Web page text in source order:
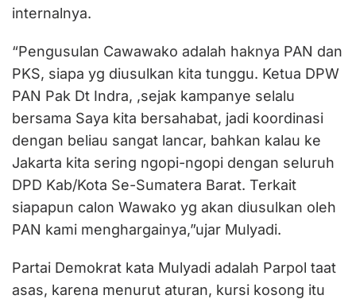
internalnya.
“Pengusulan Cawawako adalah haknya PAN dan
PKS, siapa yg diusulkan kita tunggu. Ketua DPW
PAN Pak Dt Indra, ,sejak kampanye selalu
bersama Saya kita bersahabat, jadi koordinasi
dengan beliau sangat lancar, bahkan kalau ke
Jakarta kita sering ngopi-ngopi dengan seluruh
DPD Kab/Kota Se-Sumatera Barat. Terkait
siapapun calon Wawako yg akan diusulkan oleh
PAN kami menghargainya,”ujar Mulyadi.
Partai Demokrat kata Mulyadi adalah Parpol taat
asas, karena menurut aturan, kursi kosong itu